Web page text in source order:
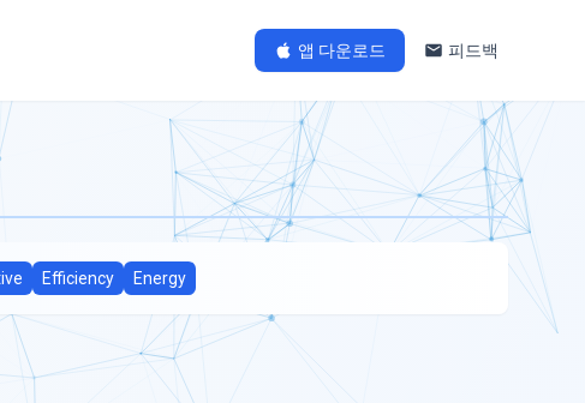
앱 다운로드 피드백
Efficiency Energy